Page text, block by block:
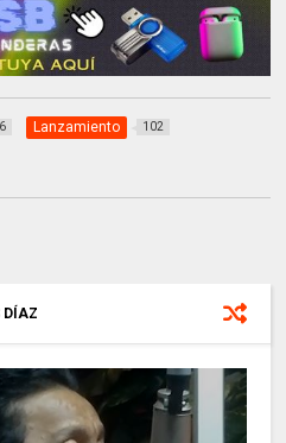
Lanzamiento 102
DÍAZ